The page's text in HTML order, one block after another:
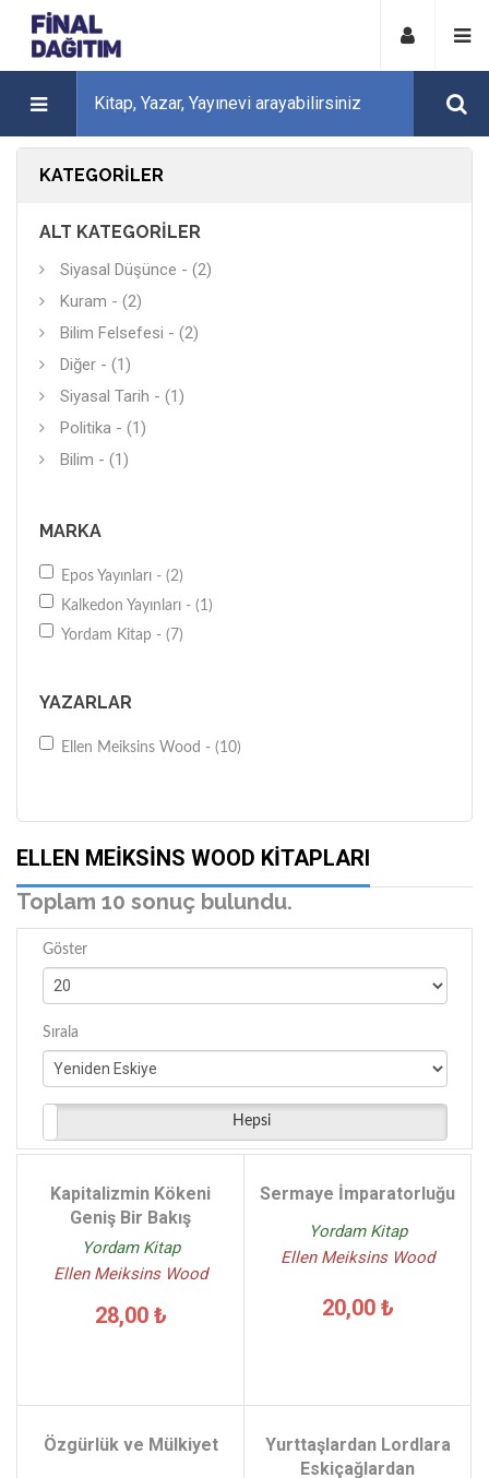
KATEGORILER
ALT KATEGORILER
Siyasal Düşünce - (2)
Kuram - (2)
Bilim Felsefesi - (2)
Diğer - (1)
Siyasal Tarih - (1)
Politika - (1)
Bilim - (1)
MARKA
Epos Yayınları - (2)
Kalkedon Yayınları - (1)
Yordam Kitap - (7)
YAZARLAR
Ellen Meiksins Wood - (10)
ELLEN MEIKSINS WOOD KITAPLARI
Toplam 10 sonuç bulundu.
Göster
Sırala
Hepsi
Kapitalizmin Kökeni
Geniş Bir Bakış
Yordam Kitap
Ellen Meiksins Wood
28,00 ₺
Sermaye İmparatorluğu
Yordam Kitap
Ellen Meiksins Wood
20,00 ₺
Özgürlük ve Mülkiyet
Yurttaşlardan Lordlara
Eskiçağlardan